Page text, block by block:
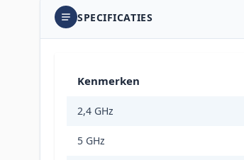
SPECIFICATIES
Kenmerken
2,4 GHz
5 GHz